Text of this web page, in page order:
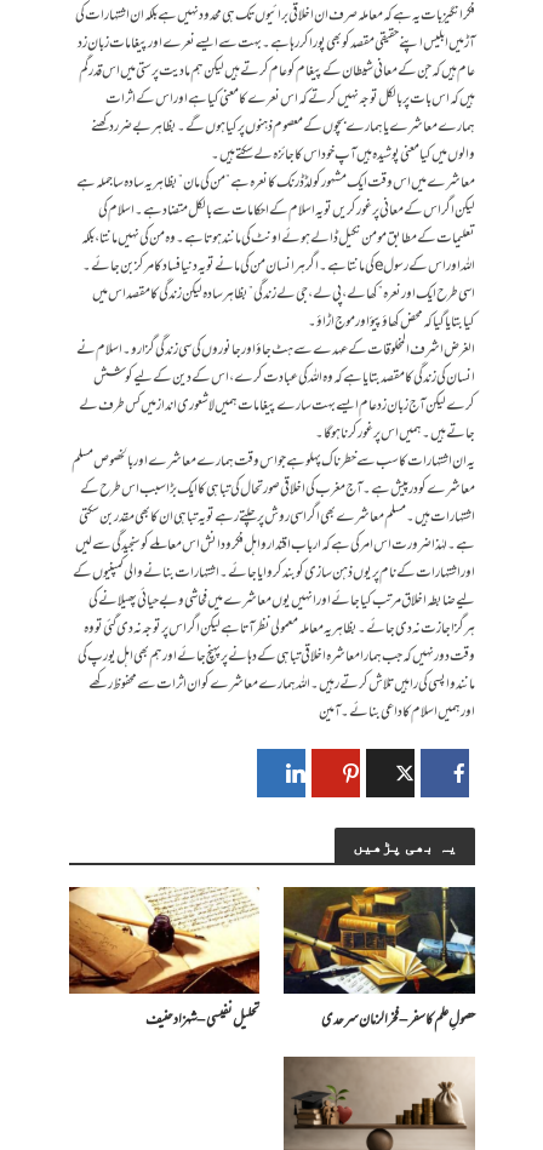
فکرانگیزبات یہ ہے کہ معاملہ صرف ان اخلاقی برائیوں تک ہی محدود نہیں ہے بلکہ ان اشتہارات کی
آڑ میں ابلیس اپنے حقیقی مقصدکوبھی پورا کررہا ہے۔ بہت سے ایسے نعرے اور پیغامات زبان زد
عام ہیں کہ جن کے معانی شیطان کے پیغام کو عام کرتے ہیں لیکن ہم مادیت پرستی میں اس قدرگم
ہیں کہ اس بات پربالکل توجہ نہیں کرتے کہ اس نعرے کا معنی کیاہے اوراس کے اثرات
ہمارے معاشرے یاہمارے بچوں کے معصوم ذہنوں پر کیا ہوں گے۔بظاہربے ضرر دکھنے
والوں میں کیامعنی پوشیدہ ہیں آپ خود اس کاجائزہ لے سکتے ہیں۔
معاشرے میں اس وقت ایک مشہور کولڈڈرنک کا نعرہ ہے ”من کی مان” بظاہریہ سادہ ساجملہ ہے
لیکن اگر اس کے معانی پرغورکریں تویہ اسلام کے احکامات سے بالکل متضادہے۔ اسلام کی
تعلیمات کے مطابق مومن نکیل ڈالے ہوئے اونٹ کی مانند ہوتاہے۔وہ من کی نہیں مانتا،بلکہ
اللہ اوراس کے رسولeکی مانتا ہے۔اگر ہر انسان من کی مانے تویہ دنیافساد کامرکزبن جائے۔
اسی طرح ایک اورنعرہ ”کھالے،پی لے،جی لے زندگی”بظاہر سادہ لیکن زندگی کامقصد اس میں
کیابتایا گیاکہ محض کھاؤپیؤاور موج اڑاؤ۔
الغرض اشر ف المخلوقات کے عہدے سے ہٹ جاؤ اور جانوروں کی سی زندگی گزارو۔اسلام نے
انسان کی زندگی کامقصد بتایاہے کہ وہ اللہ کی عبادت کرے،اس کے دین کے لیے کوشش
کرے لیکن آج زبان زدعام ایسے بہت سارے پیغامات ہمیں لاشعوری انداز میں کس طرف لے
جاتے ہیں۔ہمیں اس پر غور کرنا ہوگا۔
یہ ان اشتہارات کاسب سے خطرناک پہلو ہے جو اس وقت ہمارے معاشرے اور بالخصوص مسلم
معاشرے کو درپیش ہے۔آج مغرب کی اخلاقی صورتحال کی تباہی کا ایک بڑاسبب اس طرح کے
اشتہارات ہیں۔ مسلم معاشرے بھی اگراسی روش پر چلتے رہے تویہ تباہی ان کا بھی مقدر بن سکتی
ہے۔ لہٰذا ضرورت اس امرکی ہے کہ ارباب اقتدار واہل فکرودانش اس معاملے کو سنجیدگی سے لیں
اور اشتہارات کے نام پریوں ذہن سازی کوبند کروایا جائے۔ اشتہارات بنانے والی کمپنیوں کے
لیے ضابطہ اخلاق مرتب کیاجائے اور انہیں یوں معاشرے میں فحاشی و بے حیائی پھیلانے کی
ہرگزاجازت نہ دی جائے۔بظاہر یہ معاملہ معمولی نظرآتاہے لیکن اگراس پرتوجہ نہ دی گئی تو وہ
وقت دورنہیں کہ جب ہمارا معاشرہ اخلاقی تباہی کے دہانے پرپہنچ جائے اورہم بھی اہل یورپ کی
مانند واپسی کی راہیں تلاش کرتے رہیں۔اللہ ہمارے معاشرے کو ان اثرات سے محفوظ رکھے
اورہمیں اسلام کاداعی بنائے۔آمین
یہ بھی پڑھیں
حصولِ علم کا سفر – فخرالزمان سرحدی تحلیل نفیسی – شہزاد حنیف